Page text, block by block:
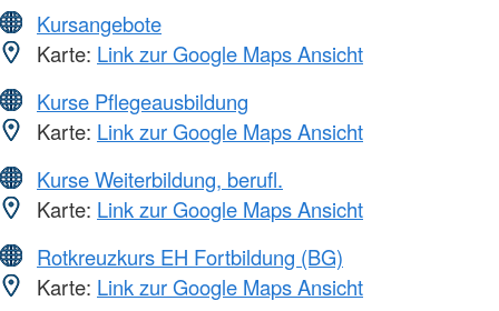
Kursangebote
Karte: Link zur Google Maps Ansicht
Kurse Pflegeausbildung
Karte: Link zur Google Maps Ansicht
Kurse Weiterbildung, berufl.
Karte: Link zur Google Maps Ansicht
Rotkreuzkurs EH Fortbildung (BG)
Karte: Link zur Google Maps Ansicht